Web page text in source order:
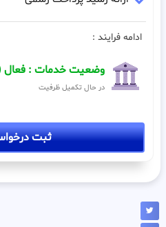
ادامه فرایند :
وضعیت خدمات : فعال
در حال تکمیل ظرفیت
ثبت